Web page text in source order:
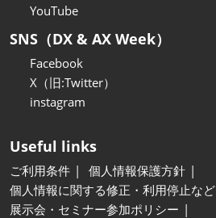
YouTube
SNS（DX & AX Week）
Facebook
X（旧:Twitter）
instagram
Useful links
ご利用条件
個人情報保護方針
個人情報に関する修正・利用停止など
展示会・セミナー参加ポリシー